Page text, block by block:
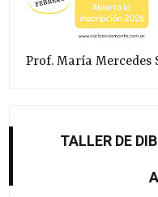
Prof. María Mercedes
TALLER DE